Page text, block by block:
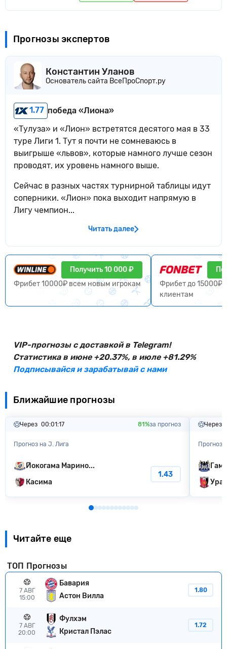
Прогнозы экспертов
Константин Уланов
Основатель сайта ВсеПроСпорт.ру
1.77 победа «Лиона»
«Тулуза» и «Лион» встретятся десятого мая в 33
туре Лиги 1. Тут я почти не сомневаюсь в
выигрыше «львов», которые намного лучше сезон
проводят, их уровень намного выше.
Сейчас в разных частях турнирной таблицы идут
соперники. «Лион» пока выходит напрямую в
Лигу чемпион...
Читать далее
Получить 10 000 ₽
Фрибет 10000₽ всем новым игрокам
Фрибет до 15000₽
клиентам
VIP-прогнозы с доставкой в Telegram!
Статистика в июне +20.37%, в июле +81.29%
Подписывайся и зарабатывай с нами
Ближайшие прогнозы
Через 00:01:16 81%за прогноз
Прогноз на J. Лига
Йокогама Марино...
Касима
1.43
Через
Прогноз
Читайте еще
ТОП Прогнозы
7 АВГ
15:00
Бавария
Астон Вилла
1.80
7 АВГ
20:00
Фулхэм
Кристал Пэлас
1.72